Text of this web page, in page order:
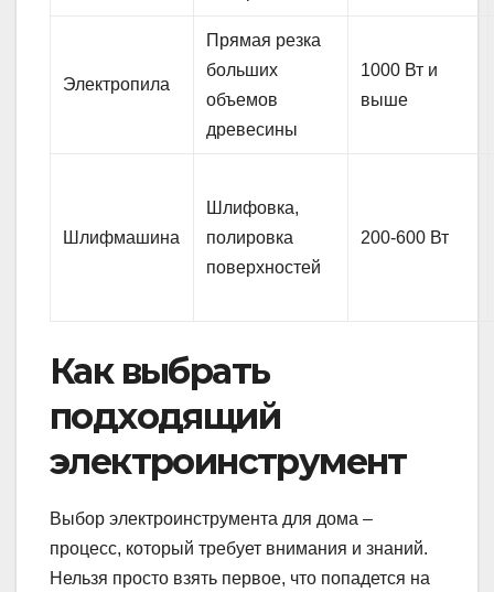
Электропила
Прямая резка
больших
объемов
древесины
1000 Вт и
выше
Шлифмашина
Шлифовка,
полировка
поверхностей
200-600 Вт
Как выбрать
подходящий
электроинструмент
Выбор электроинструмента для дома –
процесс, который требует внимания и знаний.
Нельзя просто взять первое, что попадется на